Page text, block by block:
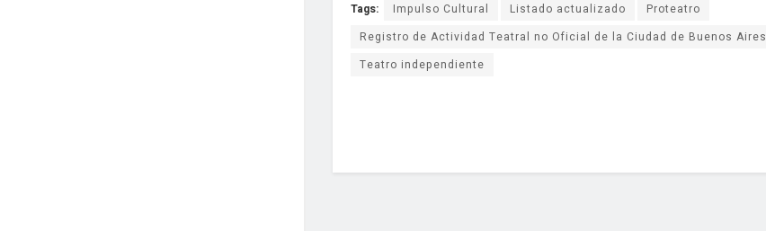
Tags: Impulso Cultural Listado actualizado
Proteatro
Registro de Actividad Teatral no Oficial de la Ciudad de Buenos Aires
Teatro independiente